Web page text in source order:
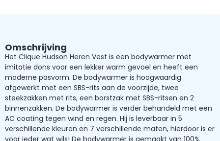
Omschrijving
Het Clique Hudson Heren Vest is een bodywarmer met
imitatie dons voor een lekker warm gevoel en heeft een
moderne pasvorm. De bodywarmer is hoogwaardig
afgewerkt met een SBS-rits aan de voorzijde, twee
steekzakken met rits, een borstzak met SBS-ritsen en 2
binnenzakken. De bodywarmer is verder behandeld met een
AC coating tegen wind en regen. Hij is leverbaar in 5
verschillende kleuren en 7 verschillende maten, hierdoor is er
voor ieder wat wils! De bodywarmer is gemaakt van 100%